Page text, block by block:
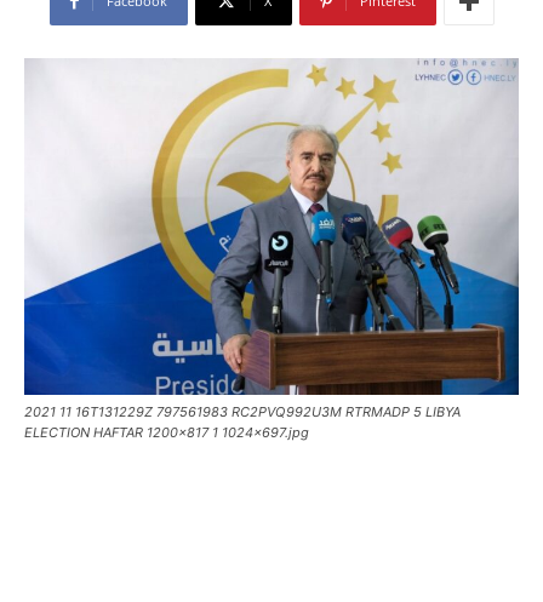
2021 11 16T131229Z 797561983 RC2PVQ992U3M RTRMADP 5 LIBYA
ELECTION HAFTAR 1200x817 1 1024x697.jpg